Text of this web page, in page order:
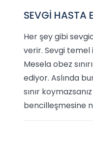
SEVGİ HASTA
Her şey gibi
verir. Sevgi
Mesela obez
ediyor. Aslında
sınır
bencilleşmesine